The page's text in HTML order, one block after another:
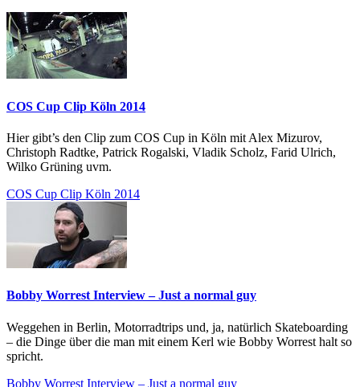
COS Cup Clip Köln 2014
Hier gibt’s den Clip zum COS Cup in Köln mit Alex Mizurov,
Christoph Radtke, Patrick Rogalski, Vladik Scholz, Farid Ulrich,
Wilko Grüning uvm.
COS Cup Clip Köln 2014
Bobby Worrest Interview – Just a normal guy
Weggehen in Berlin, Motorradtrips und, ja, natürlich Skateboarding
– die Dinge über die man mit einem Kerl wie Bobby Worrest halt so
spricht.
Bobby Worrest Interview – Just a normal guy